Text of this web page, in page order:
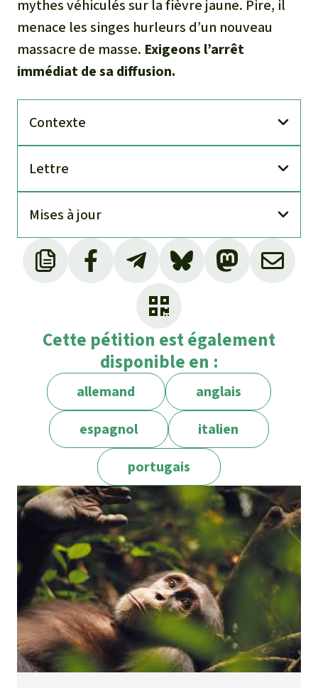
mythes véhiculés sur la fièvre jaune. Pire, il
menace les singes hurleurs d’un nouveau
massacre de masse. Exigeons l’arrêt
immédiat de sa diffusion.
Contexte
Lettre
Mises à jour
Cette pétition est également
disponible en :
allemand
anglais
espagnol
italien
portugais